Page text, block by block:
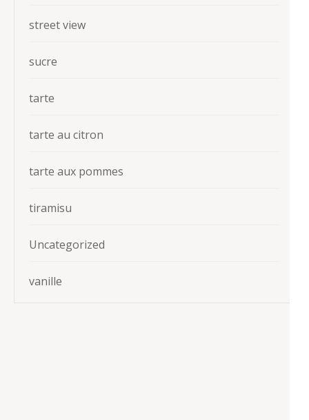
street view
sucre
tarte
tarte au citron
tarte aux pommes
tiramisu
Uncategorized
vanille